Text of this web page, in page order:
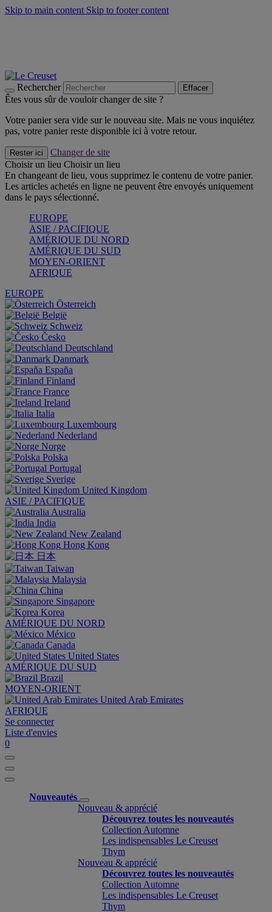
Skip to main content Skip to footer content
Rechercher Effacer
Êtes vous sûr de vouloir changer de site ?
Votre panier sera vide sur le nouveau site. Mais ne vous inquiétez
pas, votre panier reste disponible ici à votre retour.
Rester ici
Changer de site
Choisir un lieu Choisir un lieu
En changeant de lieu, vous supprimez le contenu de votre panier.
Les articles achetés en ligne ne peuvent être envoyés uniquement
dans le pays sélectionné.
EUROPE
ASIE / PACIFIQUE
AMÉRIQUE DU NORD
AMÉRIQUE DU SUD
MOYEN-ORIENT
AFRIQUE
EUROPE
Österreich
België
Schweiz
Česko
Deutschland
Danmark
España
Finland
France
Ireland
Italia
Luxembourg
Nederland
Norge
Polska
Portugal
Sverige
United Kingdom
ASIE / PACIFIQUE
Australia
India
New Zealand
Hong Kong
日本
Taiwan
Malaysia
China
Singapore
Korea
AMÉRIQUE DU NORD
México
Canada
United States
AMÉRIQUE DU SUD
Brazil
MOYEN-ORIENT
United Arab Emirates
AFRIQUE
Se connecter
Liste d'envies
0
Nouveautés
Nouveau & apprécié
Découvrez toutes les nouveautés
Collection Automne
Les indispensables Le Creuset
Thym
Nouveau & apprécié
Découvrez toutes les nouveautés
Collection Automne
Les indispensables Le Creuset
Thym